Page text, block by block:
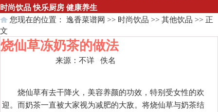
时尚饮品 快乐厨房 健康养生
您现在的位置： 逸香菜谱网 >> 时尚饮品 >> 其他饮品 >> 正
文
烧仙草冻奶茶的做法
来源： 不详 佚名
烧仙草有去干降火，美容养颜的功效，特别受女性的欢
迎。而奶茶一直被大家视为减肥的大敌。将烧仙草与奶茶结